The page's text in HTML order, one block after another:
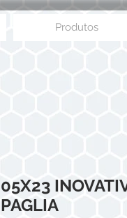
Produtos
05X23
PAGLIA